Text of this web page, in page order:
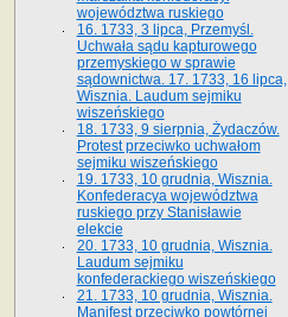
województwa ruskiego
16. 1733, 3 lipca, Przemyśl.
Uchwała sądu kapturowego
przemyskiego w sprawie
sądownictwa. 17. 1733, 16 lipca,
Wisznia. Laudum sejmiku
wiszeńskiego
18. 1733, 9 sierpnia, Żydaczów.
Protest przeciwko uchwałom
sejmiku wiszeńskiego
19. 1733, 10 grudnia, Wisznia.
Konfederacya województwa
ruskiego przy Stanisławie
elekcie
20. 1733, 10 grudnia, Wisznia.
Laudum sejmiku
konfederackiego wiszeńskiego
21. 1733, 10 grudnia, Wisznia.
Manifest przeciwko powtórnej